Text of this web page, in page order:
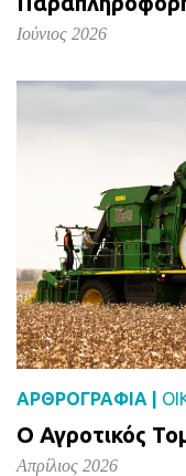
Ιούνιος 2026
ΑΡΘΡΟΓΡΑΦΙΑ |
Ο Αγροτικός
Απρίλιος 2026